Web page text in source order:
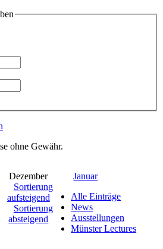
ohne Gewähr.
Dezember
Januar
Alle Einträge
News
Ausstellungen
Münster Lectures